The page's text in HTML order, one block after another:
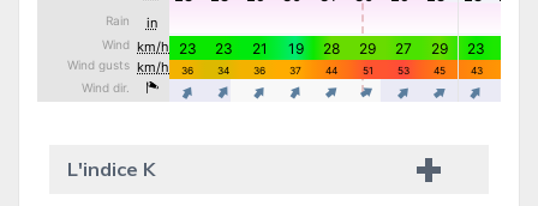
L'indice K